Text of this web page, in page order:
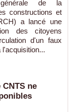
de la
constructions et
a lancé une
des citoyens
d'un faux
ne